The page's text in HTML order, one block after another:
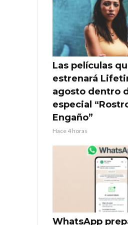
Las películas
estrenará
agosto dentro
especial
Engaño”
Hace 4 horas
WhatsApp